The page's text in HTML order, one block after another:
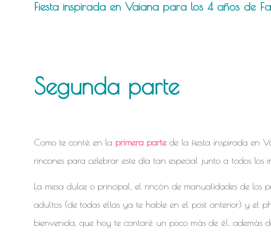
Fiesta inspirada en Vaiana para los 4 años de
Segunda parte
Como te conté en la primera parte de la fiesta inspirada en
rincones para celebrar este día tan especial junto a todos los
La mesa dulce o principal, el rincón de manualidades de los
adultos (de todas ellas ya te hable en el post anterior) y el
bienvenida, que hoy te contaré un poco más de él, además